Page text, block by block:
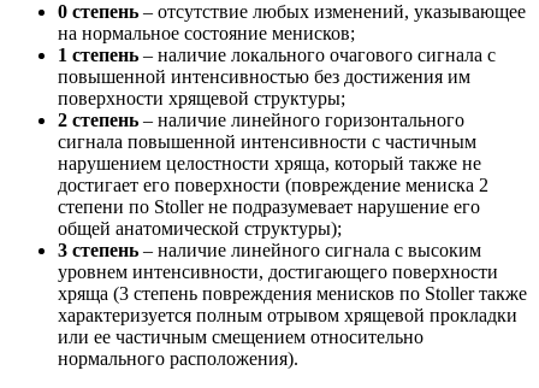
0 степень – отсутствие любых изменений, указывающее
на нормальное состояние менисков;
1 степень – наличие локального очагового сигнала с
повышенной интенсивностью без достижения им
поверхности хрящевой структуры;
2 степень – наличие линейного горизонтального
сигнала повышенной интенсивности с частичным
нарушением целостности хряща, который также не
достигает его поверхности (повреждение мениска 2
степени по Stoller не подразумевает нарушение его
общей анатомической структуры);
3 степень – наличие линейного сигнала с высоким
уровнем интенсивности, достигающего поверхности
хряща (3 степень повреждения менисков по Stoller также
характеризуется полным отрывом хрящевой прокладки
или ее частичным смещением относительно
нормального расположения).